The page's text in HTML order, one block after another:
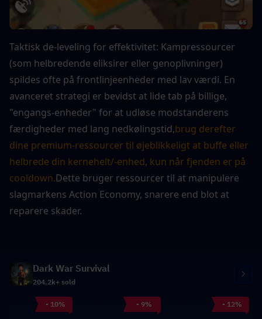
Taktisk de-leveling for effektivitet: Kampressourcer
(som helbredende eliksirer eller genoplivninger)
spildes ofte på frontlinjeenheder med lav værdi. En
avanceret strategi er bevidst at lide tab på billige,
"engangs-enheder" for at udløse modstanderens
færdigheder med lang nedkølingstid,brug derefter
dine premium-ressourcer til øjeblikkeligt at buffe eller
helbrede din kernehelt/-enhed, kun når fjenden er på
cooldown.Dette bruger ressourcer til at manipulere
slagmarkens Action Economy, snarere end blot at
reparere skader.
Dark War Survival
204.2k+ sold
- 10% - 9% - 12%